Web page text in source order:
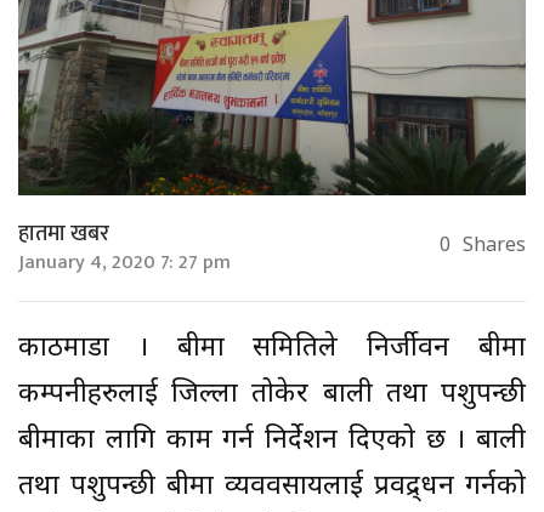
हातमा खबर
January 4, 2020 7: 27 pm 0 Shares
काठमाडौं । बीमा समितिले निर्जीवन बीमा
कम्पनीहरुलाई जिल्ला तोकेर बाली तथा पशुपन्छी
बीमाका लागि काम गर्न निर्देशन दिएको छ । बाली
तथा पशुपन्छी बीमा व्यववसायलाई प्रवद्र्धन गर्नको